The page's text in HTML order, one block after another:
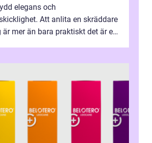
elegans och
Att anlita en skräddare
är mer än bara praktiskt det är ett